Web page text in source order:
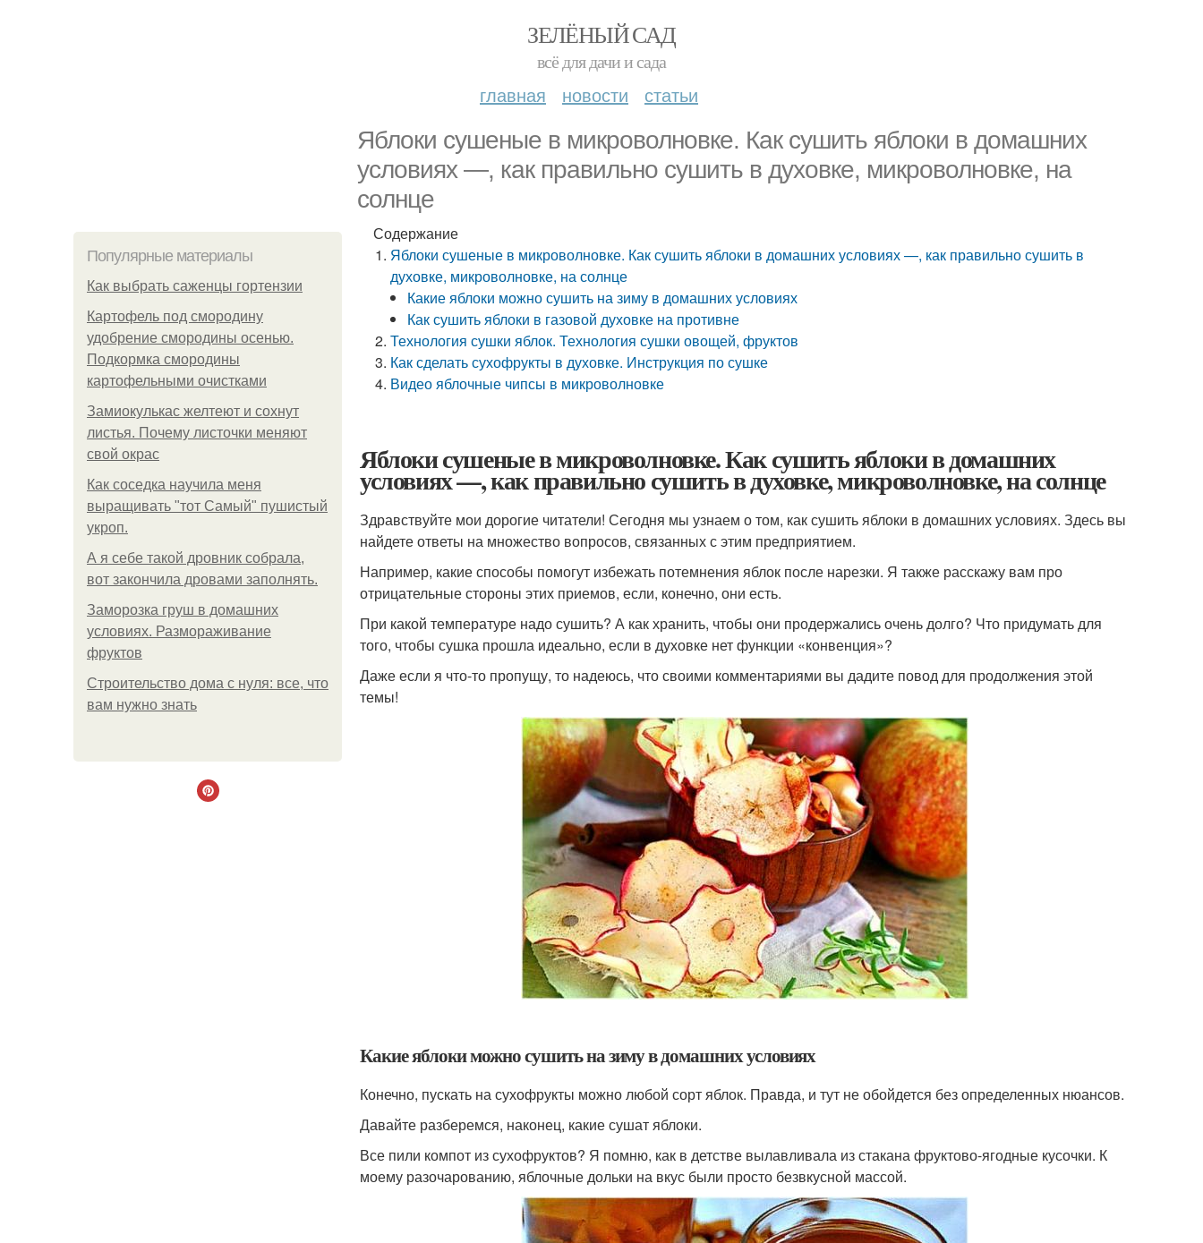
ЗЕЛЁНЫЙ САД
всё для дачи и сада
главная новости статьи
Яблоки сушеные в микроволновке. Как сушить яблоки в домашних
условиях —, как правильно сушить в духовке, микроволновке, на
солнце
Популярные материалы
Как выбрать саженцы гортензии
Картофель под смородину
удобрение смородины осенью.
Подкормка смородины
картофельными очистками
Замиокулькас желтеют и сохнут
листья. Почему листочки меняют
свой окрас
Как соседка научила меня
выращивать "тот Самый" пушистый
укроп.
А я себе такой дровник собрала,
вот закончила дровами заполнять.
Заморозка груш в домашних
условиях. Размораживание
фруктов
Строительство дома с нуля: все, что
вам нужно знать
Содержание
Яблоки сушеные в микроволновке. Как сушить яблоки в домашних условиях —, как правильно сушить в
духовке, микроволновке, на солнце
Какие яблоки можно сушить на зиму в домашних условиях
Как сушить яблоки в газовой духовке на противне
Технология сушки яблок. Технология сушки овощей, фруктов
Как сделать сухофрукты в духовке. Инструкция по сушке
Видео яблочные чипсы в микроволновке
Яблоки сушеные в микроволновке. Как сушить яблоки в домашних
условиях —, как правильно сушить в духовке, микроволновке, на солнце
Здравствуйте мои дорогие читатели! Сегодня мы узнаем о том, как сушить яблоки в домашних условиях. Здесь вы
найдете ответы на множество вопросов, связанных с этим предприятием.
Например, какие способы помогут избежать потемнения яблок после нарезки. Я также расскажу вам про
отрицательные стороны этих приемов, если, конечно, они есть.
При какой температуре надо сушить? А как хранить, чтобы они продержались очень долго? Что придумать для
того, чтобы сушка прошла идеально, если в духовке нет функции «конвенция»?
Даже если я что-то пропущу, то надеюсь, что своими комментариями вы дадите повод для продолжения этой
темы!
Какие яблоки можно сушить на зиму в домашних условиях
Конечно, пускать на сухофрукты можно любой сорт яблок. Правда, и тут не обойдется без определенных нюансов.
Давайте разберемся, наконец, какие сушат яблоки.
Все пили компот из сухофруктов? Я помню, как в детстве вылавливала из стакана фруктово-ягодные кусочки. К
моему разочарованию, яблочные дольки на вкус были просто безвкусной массой.